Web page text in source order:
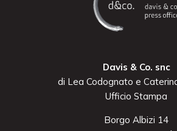
Davis & Co. snc
di Lea Codognato e
Ufficio Stampa
Borgo Albizi 14